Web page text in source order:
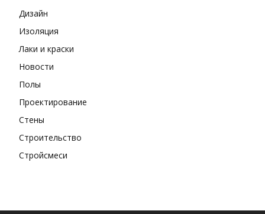
Дизайн
Изоляция
Лаки и краски
Новости
Полы
Проектирование
Стены
Строительство
Стройсмеси